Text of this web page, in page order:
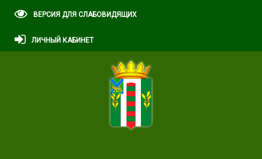
ВЕРСИЯ ДЛЯ СЛАБОВИДЯЩИХ
ЛИЧНЫЙ КАБИНЕТ